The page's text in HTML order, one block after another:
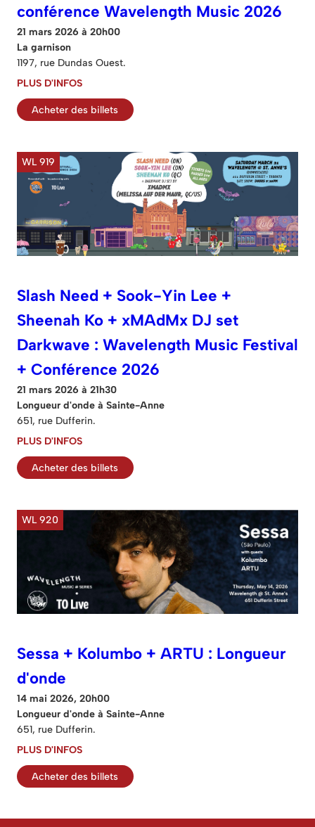
conférence Wavelength Music 2026
21 mars 2026 à 20h00
La garnison
1197, rue Dundas Ouest.
PLUS D'INFOS
Acheter des billets
WL 919
Slash Need + Sook-Yin Lee +
Sheenah Ko + xMAdMx DJ set
Darkwave : Wavelength Music Festival
+ Conférence 2026
21 mars 2026 à 21h30
Longueur d'onde à Sainte-Anne
651, rue Dufferin.
PLUS D'INFOS
Acheter des billets
WL 920
Sessa + Kolumbo + ARTU : Longueur
d'onde
14 mai 2026, 20h00
Longueur d'onde à Sainte-Anne
651, rue Dufferin.
PLUS D'INFOS
Acheter des billets